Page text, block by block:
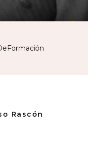
Rascón